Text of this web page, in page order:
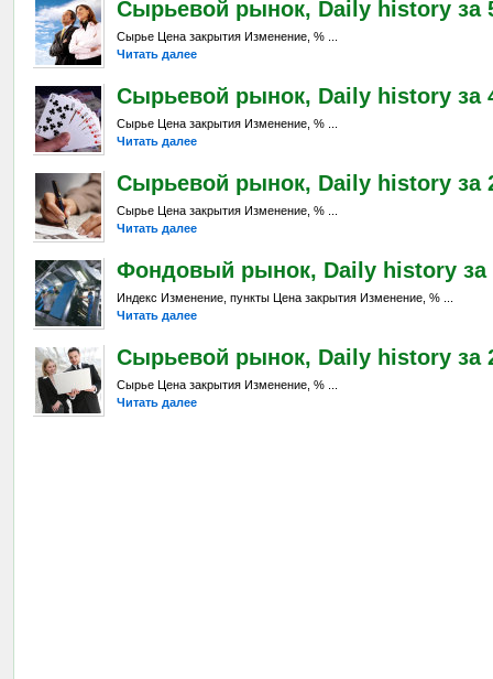
Сырьевой рынок, Daily history за 5
Сырье Цена закрытия Изменение, % ...
Читать далее
Сырьевой рынок, Daily history за
Сырье Цена закрытия Изменение, % ...
Читать далее
Сырьевой рынок, Daily history за
Сырье Цена закрытия Изменение, % ...
Читать далее
Фондовый рынок, Daily history за
Индекс Изменение, пункты Цена закрытия Изменение, % ...
Читать далее
Сырьевой рынок, Daily history за
Сырье Цена закрытия Изменение, % ...
Читать далее